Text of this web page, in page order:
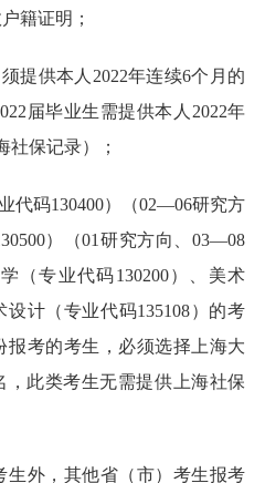
籍证明；
提供本人2022年连续6个月的
届毕业生需提供本人2022年
社保记录）；
代码130400）（02—06研究方
）（01研究方向、03—08
（专业代码130200）、美术
设计（专业代码135108）的考
考的考生，必须选择上海大
，此类考生无需提供上海社保
生外，其他省（市）考生报考